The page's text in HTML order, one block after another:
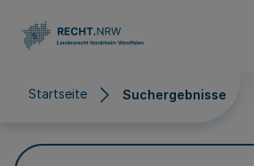
Startseite Suchergebnisse
Suchergebnisse